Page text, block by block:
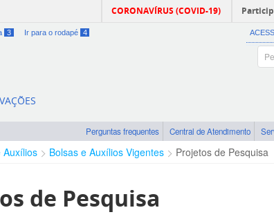
CORONAVÍRUS (COVID-19)
3 Ir para o rodapé 4
Perguntas frequentes Central de Atendimento
Auxílios Bolsas e Auxílios Vigentes Projetos de Pesquisa
de Pesquisa